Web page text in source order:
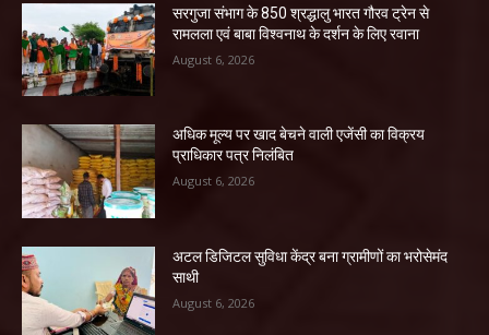
सरगुजा संभाग के 850 श्रद्धालु भारत गौरव ट्रेन से
रामलला एवं बाबा विश्वनाथ के दर्शन के लिए रवाना
August 6, 2026
अधिक मूल्य पर खाद बेचने वाली एजेंसी का विक्रय
प्राधिकार पत्र निलंबित
August 6, 2026
अटल डिजिटल सुविधा केंद्र बना ग्रामीणों का भरोसेमंद
साथी
August 6, 2026